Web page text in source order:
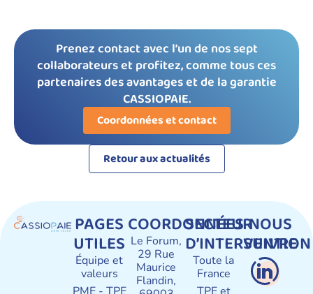
Prenez contact avec l’un de nos sept
collaborateurs et profitez, comme tous ces
partenaires des avantages et de la garantie
CASSIOPAIE.
Coordonnées et contact
Retour aux actualités
PAGES
UTILES
Équipe et
valeurs
PME - TPE
COORDONNÉES
Le Forum,
29 Rue
Maurice
Flandin,
SECTEUR
D’INTERVENTION
Toute la
France
TPE et
NOUS
SUIVRE